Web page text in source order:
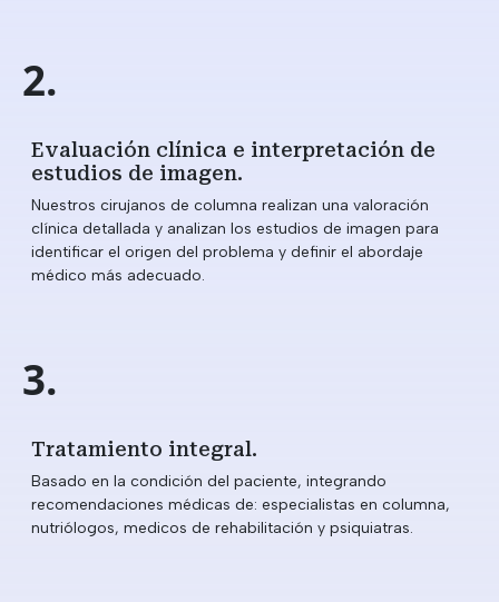
2.
Evaluación clínica e interpretación de
estudios de imagen.
Nuestros cirujanos de columna realizan una valoración
clínica detallada y analizan los estudios de imagen para
identificar el origen del problema y definir el abordaje
médico más adecuado.
3.
Tratamiento integral.
Basado en la condición del paciente, integrando
recomendaciones médicas de: especialistas en columna,
nutriólogos, medicos de rehabilitación y psiquiatras.